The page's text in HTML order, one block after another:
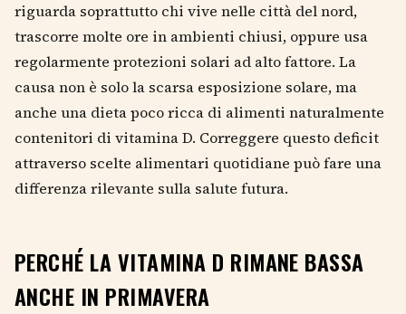
riguarda soprattutto chi vive nelle città del nord,
trascorre molte ore in ambienti chiusi, oppure usa
regolarmente protezioni solari ad alto fattore. La
causa non è solo la scarsa esposizione solare, ma
anche una dieta poco ricca di alimenti naturalmente
contenitori di vitamina D. Correggere questo deficit
attraverso scelte alimentari quotidiane può fare una
differenza rilevante sulla salute futura.
PERCHÉ LA VITAMINA D RIMANE BASSA
ANCHE IN PRIMAVERA